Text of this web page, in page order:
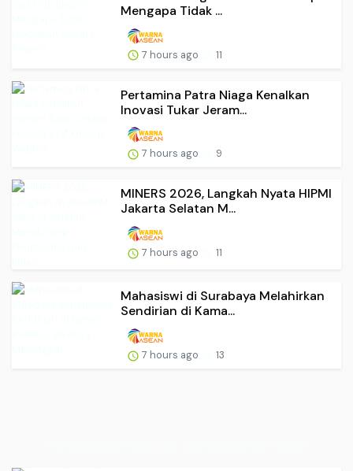
Mengapa Tidak ...
7 hours ago 11
Pertamina Patra Niaga Kenalkan
Inovasi Tukar Jeram...
7 hours ago 9
MINERS 2026, Langkah Nyata HIPMI
Jakarta Selatan M...
7 hours ago 11
Mahasiswi di Surabaya Melahirkan
Sendirian di Kama...
7 hours ago 13